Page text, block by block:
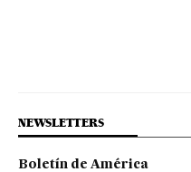
NEWSLETTERS
Boletín de América